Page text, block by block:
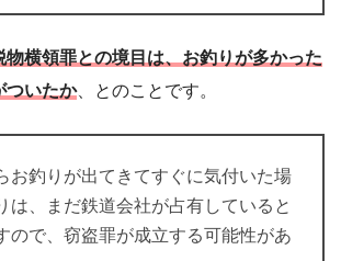
物横領罪との境目は、お釣りが多かった
ついたか、とのことです。
お釣りが出てきてすぐに気付いた場
は、まだ鉄道会社が占有していると
ので、窃盗罪が成立する可能性があ